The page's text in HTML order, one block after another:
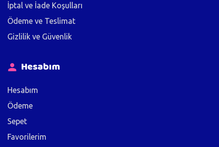
İptal ve İade Koşulları
Ödeme ve Teslimat
Gizlilik ve Güvenlik
Hesabım
Hesabım
Ödeme
Sepet
Favorilerim